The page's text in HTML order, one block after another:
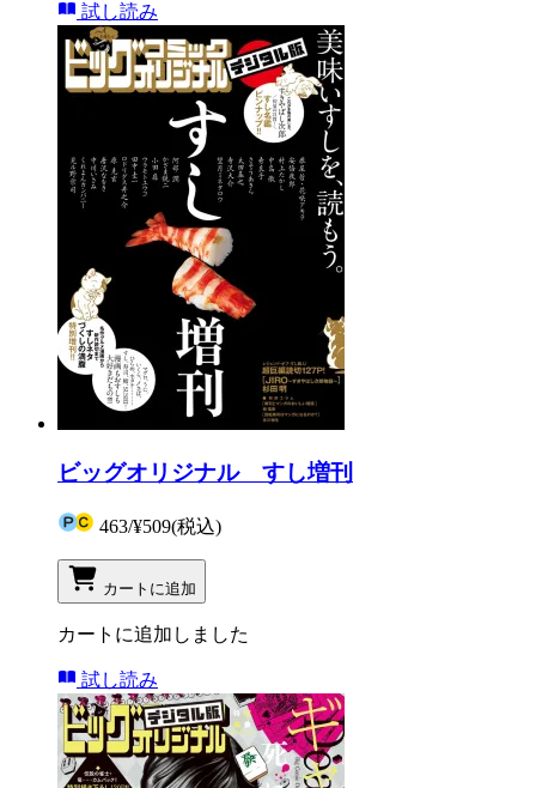
試し読み
ビッグオリジナル すし増刊
463/¥509(税込)
カートに追加
カートに追加しました
試し読み